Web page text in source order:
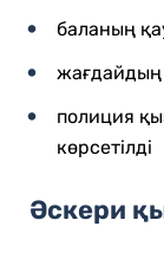
баланың
жағдайдың
полиция
көрсетілді
Әскери